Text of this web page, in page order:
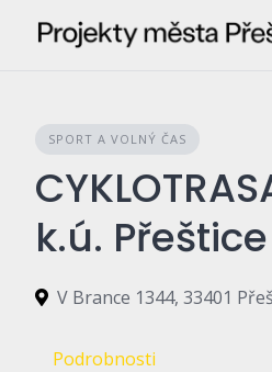
SPORT A VOLNÝ ČAS
k.ú. Přeštice
Podrobnosti